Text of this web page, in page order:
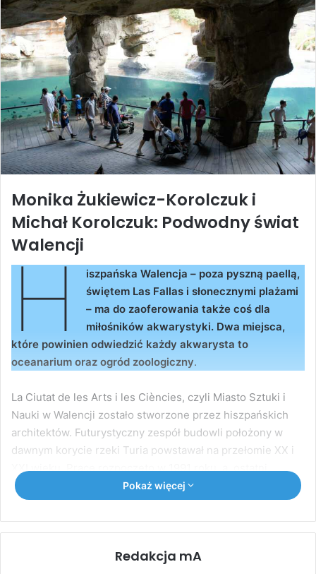
Monika Żukiewicz-Korolczuki
Michał Korolczuk: Podwodny świat
Walencji
H
iszpańska Walencja – poza pyszną paellą,
świętem Las Fallas i słonecznymi plażami
– ma do zaoferowania także coś dla
miłośników akwarystyki. Dwa miejsca,
które powinien odwiedzić każdy akwarysta to
oceanarium oraz ogród zoologiczny.
La Ciutat de les Arts i les Ciències, czyli Miasto Sztuki i
Nauki w Walencji zostało stworzone przez hiszpańskich
architektów. Futurystyczny zespół budowli położony w
dawnym korycie rzeki Turia powstawał na przełomie XX i
budynek oficjalnie inaugurowano w 2005 roku. Kompleks
składa się z sześciu imponujących części: L’Hemisfèric
(mieści się tam kinoIMAX i planetarium), L’Umbracle
les Ciències (interaktywne centrum nauki)
Pokaż więcej
Redakcja mA